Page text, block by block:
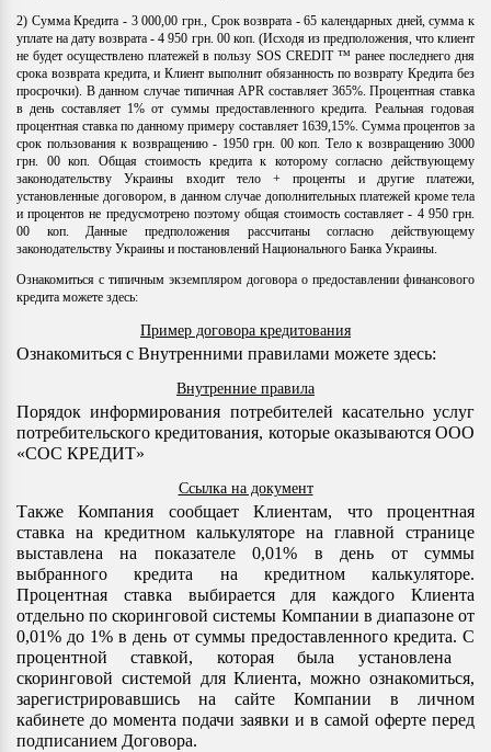
2) Сумма Кредита - 3 000,00 грн., Срок возврата - 65 календарных дней, сумма к
уплате на дату возврата - 4 950 грн. 00 коп. (Исходя из предположения, что клиент
не будет осуществлено платежей в пользу SOS CREDIT ™ ранее последнего дня
срока возврата кредита, и Клиент выполнит обязанность по возврату Кредита без
просрочки). В данном случае типичная APR составляет 365%. Процентная ставка
в день составляет 1% от суммы предоставленного кредита. Реальная годовая
процентная ставка по данному примеру составляет 1639,15%. Сумма процентов за
срок пользования к возвращению - 1950 грн. 00 коп. Тело к возвращению 3000
грн. 00 коп. Общая стоимость кредита к которому согласно действующему
законодательству Украины входит тело + проценты и другие платежи,
установленные договором, в данном случае дополнительных платежей кроме тела
и процентов не предусмотрено поэтому общая стоимость составляет - 4 950 грн.
00 коп. Данные предположения рассчитаны согласно действующему
законодательству Украины и постановлений Национального Банка Украины.
Ознакомиться с типичным экземпляром договора о предоставлении финансового
кредита можете здесь:
Пример договора кредитования
Ознакомиться с Внутренними правилами можете здесь:
Внутренние правила
Порядок информирования потребителей касательно услуг
потребительского кредитования, которые оказываются ООО
«СОС КРЕДИТ»
Ссылка на документ
Также Компания сообщает Клиентам, что процентная
ставка на кредитном калькуляторе на главной странице
выставлена ​​на показателе 0,01% в день от суммы
выбранного кредита на кредитном калькуляторе.
Процентная ставка выбирается для каждого Клиента
отдельно по скоринговой системы Компании в диапазоне от
0,01% до 1% в день от суммы предоставленного кредита. С
процентной ставкой, которая была установлена ​​
скоринговой системой для Клиента, можно ознакомиться,
зарегистрировавшись на сайте Компании в личном
кабинете до момента подачи заявки и в самой оферте перед
подписанием Договора.